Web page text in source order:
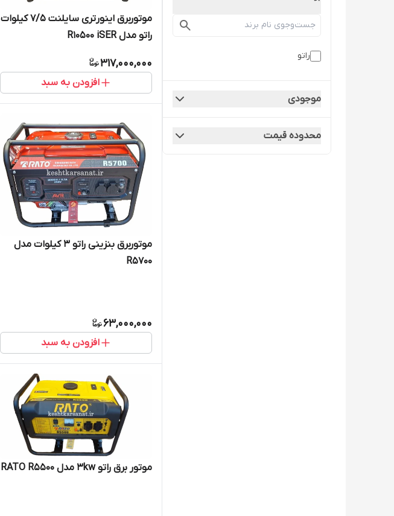
راتو
موجودی
محدوده قیمت
موتوربرق اینورتری سایلنت 7/5 کیلوات
راتو مدل R10500 iSER
317,000,000
افزودن به سبد
موتوربرق بنزینی راتو 3 کیلوات مدل
R5700
63,000,000
افزودن به سبد
موتور برق راتو 3kw مدل RATO R5500